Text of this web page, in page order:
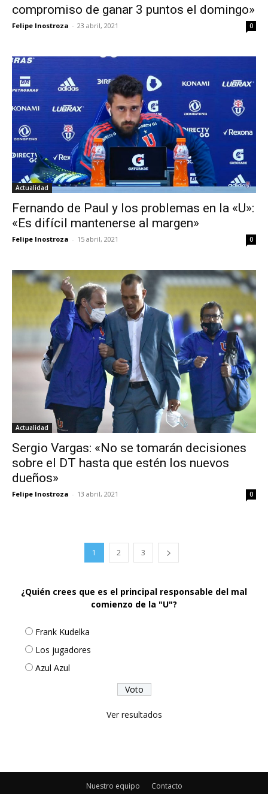
compromiso de ganar 3 puntos el domingo»
Felipe Inostroza - 23 abril, 2021 0
Actualidad
Fernando de Paul y los problemas en la «U»:
«Es difícil mantenerse al margen»
Felipe Inostroza - 15 abril, 2021 0
Actualidad
Sergio Vargas: «No se tomarán decisiones
sobre el DT hasta que estén los nuevos
dueños»
Felipe Inostroza - 13 abril, 2021 0
1 2 3
¿Quién crees que es el principal responsable del mal
comienzo de la "U"?
Frank Kudelka
Los jugadores
Azul Azul
Ver resultados
Nuestro equipo Contacto